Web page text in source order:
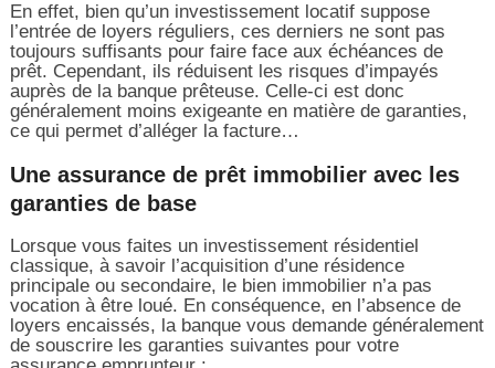
En effet, bien qu’un investissement locatif suppose
l’entrée de loyers réguliers, ces derniers ne sont pas
toujours suffisants pour faire face aux échéances de
prêt. Cependant, ils réduisent les risques d’impayés
auprès de la banque prêteuse. Celle-ci est donc
généralement moins exigeante en matière de garanties,
ce qui permet d’alléger la facture…
Une assurance de prêt immobilier avec les
garanties de base
Lorsque vous faites un investissement résidentiel
classique, à savoir l’acquisition d’une résidence
principale ou secondaire, le bien immobilier n’a pas
vocation à être loué. En conséquence, en l’absence de
loyers encaissés, la banque vous demande généralement
de souscrire les garanties suivantes pour votre